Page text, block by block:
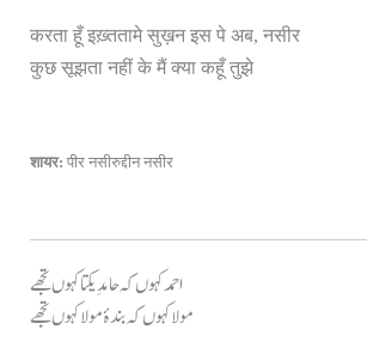
करता हूँ इख़्ततामे सुख़न इस पे अब, नसीर
कुछ सूझता नहीं के मैं क्या कहूँ तुझे
शायर: पीर नसीरुद्दीन नसीर
احمد کہوں کہ حامدِ یکتا کہوں تجھے
مولا کہوں کہ بندۂ مولا کہوں تجھے